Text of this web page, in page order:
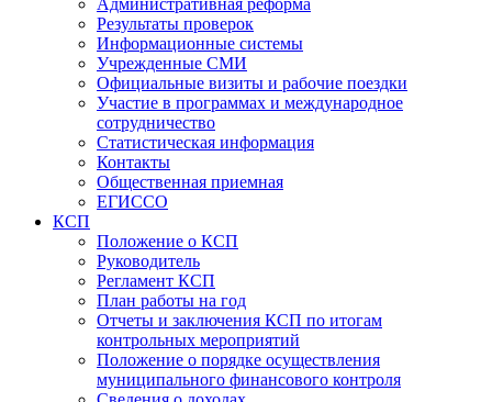
Административная реформа
Результаты проверок
Информационные системы
Учрежденные СМИ
Официальные визиты и рабочие поездки
Участие в программах и международное
сотрудничество
Статистическая информация
Контакты
Общественная приемная
ЕГИССО
КСП
Положение о КСП
Руководитель
Регламент КСП
План работы на год
Отчеты и заключения КСП по итогам
контрольных мероприятий
Положение о порядке осуществления
муниципального финансового контроля